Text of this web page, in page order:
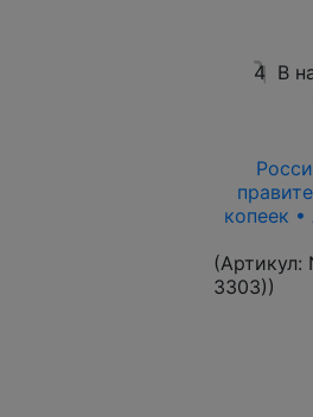
4 В
копеек
(Артикул:
3303))